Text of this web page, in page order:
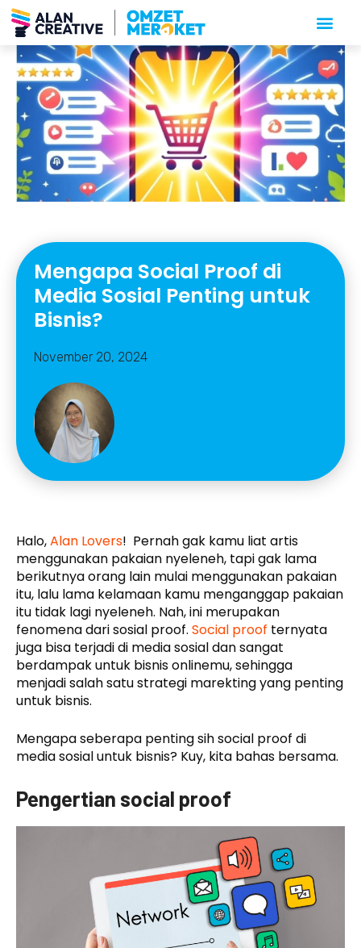
Mengapa Social Proof di
Media Sosial Penting untuk
Bisnis?
November 20, 2024
Halo,Alan Lovers! Pernah gak kamu liat artis
menggunakan pakaian nyeleneh, tapi gak lama
berikutnya orang lain mulai menggunakan pakaian
itu, lalu lama kelamaan kamu menganggap pakaian
itu tidak lagi nyeleneh. Nah, ini merupakan
fenomena dari sosial proof. Social proof ternyata
juga bisa terjadi di media sosial dan sangat
berdampak untuk bisnis onlinemu, sehingga
menjadi salah satu strategi marekting yang penting
untuk bisnis.
Mengapa seberapa penting sih social proof di
media sosial untuk bisnis? Kuy, kita bahas bersama.
Pengertian social proof